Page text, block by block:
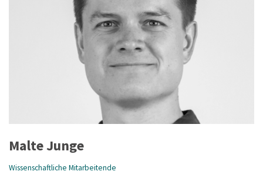
Malte Junge
Wissenschaftliche Mitarbeitende